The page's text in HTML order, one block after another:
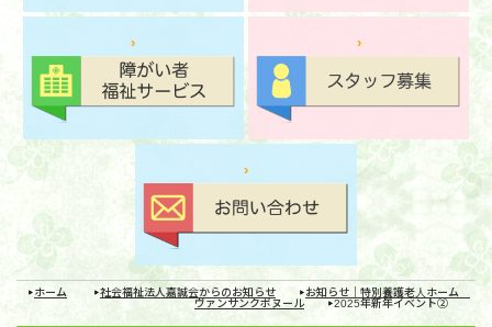
ホーム 社会福祉法人嘉誠会からのお知らせ
お知らせ｜特別養護老人ホーム
ヴァンサンクボヌール
2025年新年イベント②